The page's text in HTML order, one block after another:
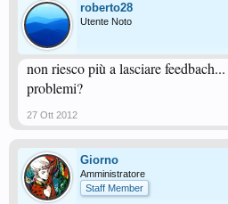
roberto28
Utente Noto
non riesco più a lasciare
problemi?
27 Ott 2012
Giorno
Amministratore
Staff Member